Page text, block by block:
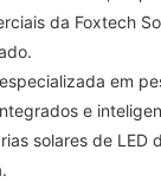
da Foxtech
em
e
solares de LED